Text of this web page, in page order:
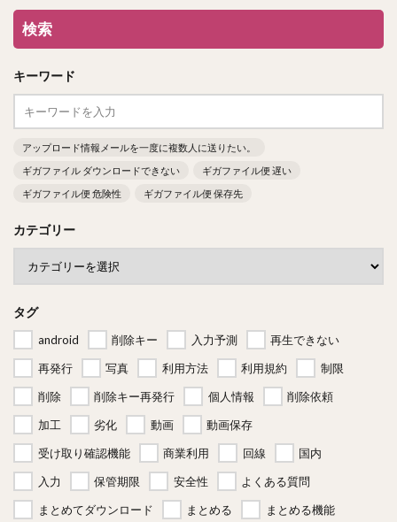
検索
キーワード
アップロード情報メールを一度に複数人に送りたい。
ギガファイル ダウンロードできない
ギガファイル便 遅い
ギガファイル便 危険性
ギガファイル便 保存先
カテゴリー
タグ
android 削除キー 入力予測
再生できない
再発行
写真 利用方法 利用規約
制限
削除
削除キー再発行 個人情報
削除依頼
加工
劣化 動画
動画保存
受け取り確認機能
商業利用 回線
国内
入力
保管期限 安全性
よくある質問
まとめてダウンロード
まとめる
まとめる機能